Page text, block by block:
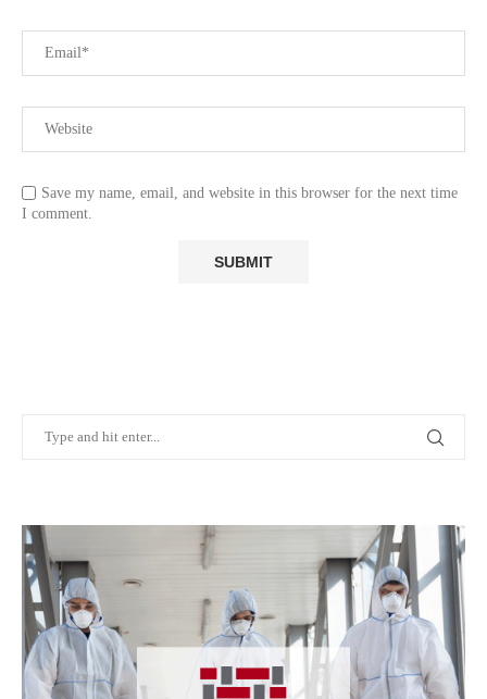
Save my name, email, and website in this browser for the next time
I comment.